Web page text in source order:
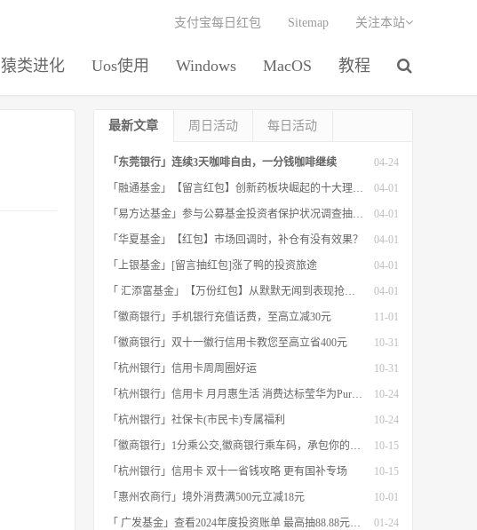
猿类进化 Uos使用 Windows MacOS 教程
支付宝每日红包 Sitemap 关注本站
最新文章 周日活动 每日活动
04-24
「东莞银行」连续3天咖啡自由，一分钱咖啡继续
04-01
「融通基金」【留言红包】创新药板块崛起的十大理由！
04-01
「易方达基金」参与公募基金投资者保护状况调查抽红包
04-01
「华夏基金」【红包】市场回调时，补仓有没有效果？
04-01
「上银基金」[留言抽红包]​涨了鸭的投资旅途
04-01
「 汇添富基金」【万份红包】从默默无闻到表现抢眼，有色金属经历了什么？
11-01
「徽商银行」手机银行充值话费，至高立减30元
10-31
「徽商银行」双十一徽行信用卡教您至高立省400元
10-31
「杭州银行」信用卡周周圈好运
10-24
「杭州银行」信用卡 月月惠生活 消费达标莹华为PuraX MateBook14等好礼
10-24
「杭州银行」社保卡(市民卡)专属福利
10-15
「徽商银行」1分乘公交,徽商银行乘车码，承包你的秋日趣味出行[限合肥]
10-15
「杭州银行」信用卡 双十一省钱攻略 更有国补专场
10-01
「惠州农商行」境外消费满500元立减18元
01-24
「 广发基金」查看2024年度投资账单 最高抽88.88元红包